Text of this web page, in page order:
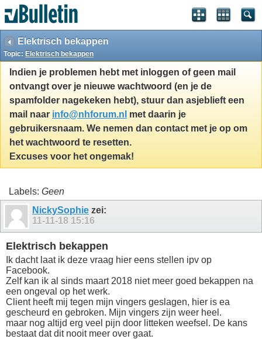
Elektrisch bekappen
Topic: Elektrisch bekappen
Indien je problemen hebt met inloggen of geen mail
ontvangt over je nieuwe wachtwoord (en je de
spamfolder nagekeken hebt), stuur dan asjeblieft een
mail naar info@nhforum.nl met daarin je
gebruikersnaam. We nemen dan contact met je op om
het wachtwoord te resetten.
Excuses voor het ongemak!
Labels: Geen
NickySophie zei:
11-11-18 15:16
Elektrisch bekappen
Ik dacht laat ik deze vraag hier eens stellen ipv op
Facebook.
Zelf kan ik al sinds maart 2018 niet meer goed bekappen na
een ongeval op het werk.
Client heeft mij tegen mijn vingers geslagen, hier is ea
gescheurd en gebroken. Mijn vingers zijn weer heel.
maar nog altijd erg veel pijn door litteken weefsel. De kans
bestaat dat dit nooit meer over gaat.